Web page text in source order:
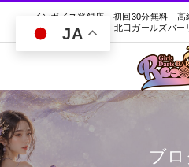
インボイス登録店｜初回30分無料｜
口・北口ガールズバ
ブ
JA